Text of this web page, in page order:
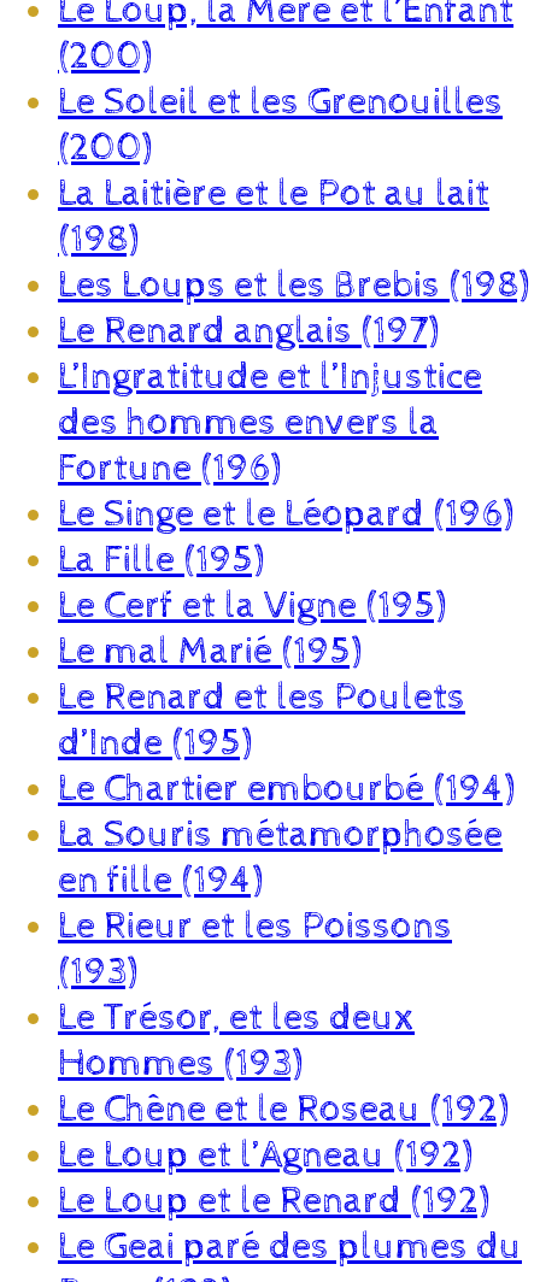
Le Loup, la Mère et l’Enfant
(200)
Le Soleil et les Grenouilles
(200)
La Laitière et le Pot au lait
(198)
Les Loups et les Brebis (198)
Le Renard anglais (197)
L’Ingratitude et l’Injustice
des hommes envers la
Fortune (196)
Le Singe et le Léopard (196)
La Fille (195)
Le Cerf et la Vigne (195)
Le mal Marié (195)
Le Renard et les Poulets
d’Inde (195)
Le Chartier embourbé (194)
La Souris métamorphosée
en fille (194)
Le Rieur et les Poissons
(193)
Le Trésor, et les deux
Hommes (193)
Le Chêne et le Roseau (192)
Le Loup et l’Agneau (192)
Le Loup et le Renard (192)
Le Geai paré des plumes du